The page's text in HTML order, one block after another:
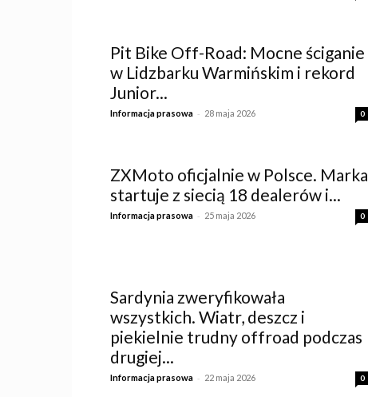
Pit Bike Off-Road: Mocne ściganie
w Lidzbarku Warmińskim i rekord
Junior...
Informacja prasowa - 28 maja 2026 0
ZXMoto oficjalnie w Polsce. Marka
startuje z siecią 18 dealerów i...
Informacja prasowa - 25 maja 2026 0
Sardynia zweryfikowała
wszystkich. Wiatr, deszcz i
piekielnie trudny offroad podczas
drugiej...
Informacja prasowa - 22 maja 2026 0